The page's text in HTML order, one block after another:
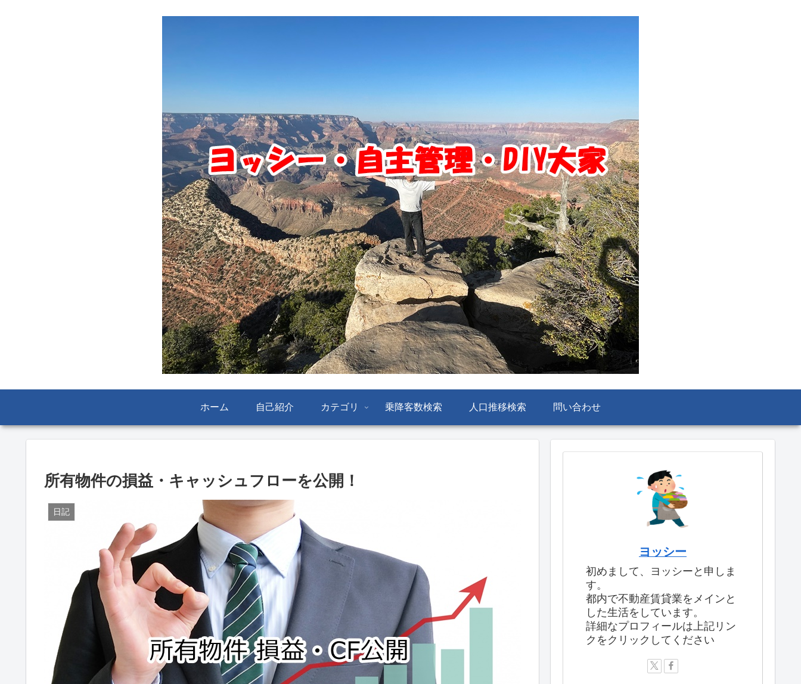
ホーム 自己紹介 カテゴリ 乗降客数検索 人口推移検索 問い合わせ
所有物件の損益・キャッシュフローを公開！
日記
ヨッシー
初めまして、ヨッシーと申しま
す。
都内で不動産賃貸業をメインと
した生活をしています。
詳細なプロフィールは上記リン
クをクリックしてください